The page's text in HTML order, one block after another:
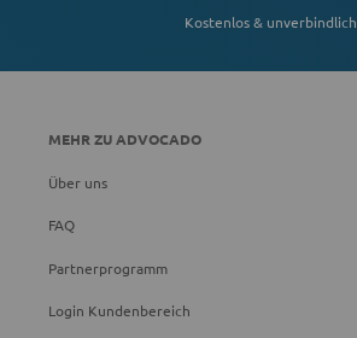
Kostenlos & unverbindlich
MEHR ZU ADVOCADO
Über uns
FAQ
Partnerprogramm
Login Kundenbereich